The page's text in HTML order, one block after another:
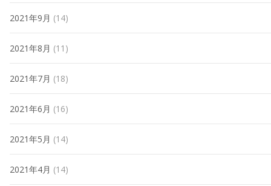
2021年9月 (14)
2021年8月 (11)
2021年7月 (18)
2021年6月 (16)
2021年5月 (14)
2021年4月 (14)